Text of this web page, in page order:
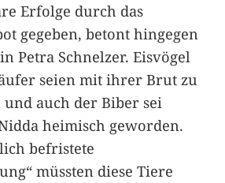
Erfolge durch das
gegeben, betont hingegen
Petra Schnelzer. Eisvögel
seien mit ihrer Brut zu
und auch der Biber sei
heimisch geworden.
befristete
müssten diese Tiere